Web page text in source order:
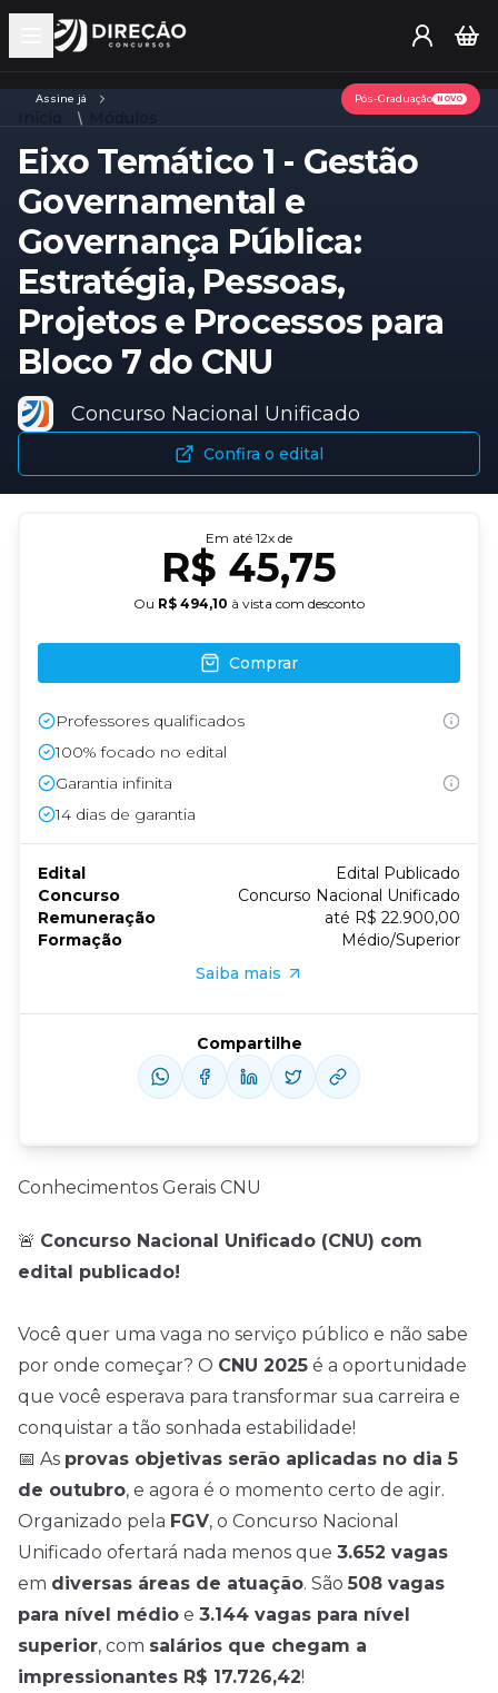
Open main menu
Assine já Pós-Graduação NOVO
Eixo Temático 1 - Gestão
Governamental e
Governança Pública:
Estratégia, Pessoas,
Projetos e Processos para
Bloco 7 do CNU
Concurso Nacional Unificado
Confira o edital
Conhecimentos Gerais CNU
🚨 Concurso Nacional Unificado (CNU) com
edital publicado!
Você quer uma vaga no serviço público e não sabe
por onde começar? O CNU 2025 é a oportunidade
que você esperava para transformar sua carreira e
conquistar a tão sonhada estabilidade!
📅 As provas objetivas serão aplicadas no dia 5
de outubro, e agora é o momento certo de agir.
Organizado pela FGV, o Concurso Nacional
Unificado ofertará nada menos que 3.652 vagas
em diversas áreas de atuação. São 508 vagas
para nível médio e 3.144 vagas para nível
superior, com salários que chegam a
impressionantes R$ 17.726,42!
Em até 12x de
R$ 45,75
Ou R$ 494,10 à vista com desconto
Comprar
Professores qualificados
100% focado no edital
Garantia infinita
14 dias de garantia
Edital
Edital Publicado
Concurso
Concurso Nacional Unificado
Remuneração
até R$ 22.900,00
Formação
Médio/Superior
Saiba mais
Compartilhe